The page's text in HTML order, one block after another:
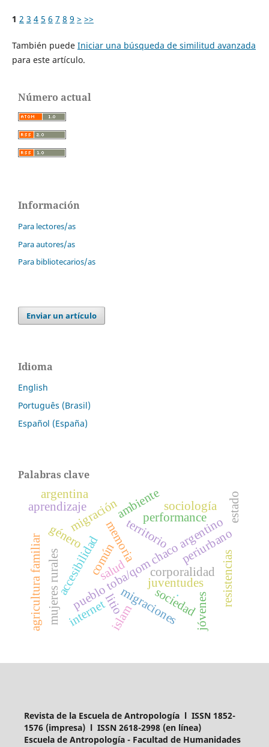
1 2 3 4 5 6 7 8 9 > >>
También puede Iniciar una búsqueda de similitud avanzada
para este artículo.
Número actual
Información
Para lectores/as
Para autores/as
Para bibliotecarios/as
Enviar un artículo
Idioma
English
Português (Brasil)
Español (España)
Palabras clave
pueblo toba/qom chaco argentino
memoria
corporalidad
performance
migraciones
juventudes
territorio
salud
accesibilidad
género
migración
periurbano
agricultura familiar resistencias
litio
mujeres rurales
aprendizaje
común
ambiente
sociedad
.
internet
estado
islam
sociología
argentina
jóvenes
Revista de la Escuela de Antropología l ISSN 1852-
1576 (impresa) l ISSN 2618-2998 (en línea)
Escuela de Antropología - Facultad de Humanidades